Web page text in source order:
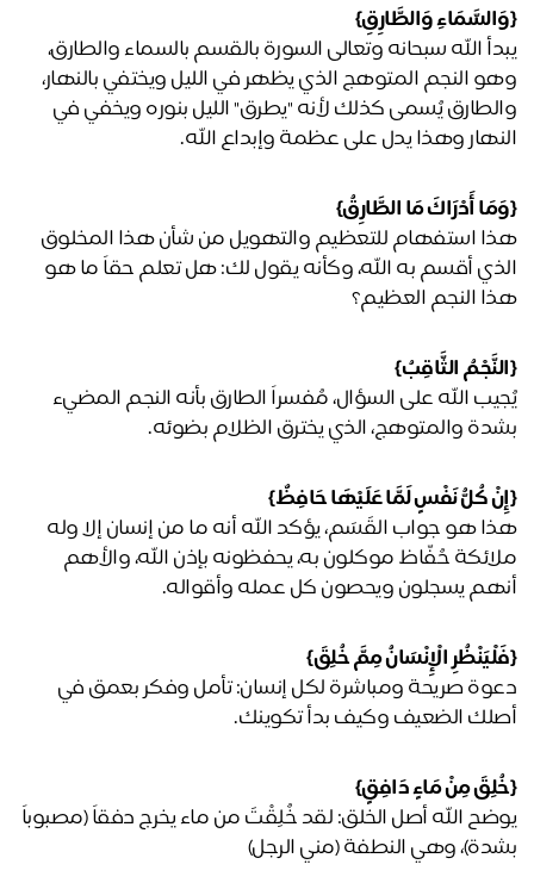
وَالطَّارِقِ}
يبدأ الله سبحانه وتعالى السورة بالقسم بالسماء والطارق،
وهو النجم المتوهج الذي يظهر في الليل ويختفي بالنهار،
وهذا يدل على عظمة وإبداع الله.
أَدْرَاكَ مَا الطَّارِقُ}
هذا استفهام للتعظيم والتهويل من شأن هذا المخلوق
الذي أقسم به الله، وكأنه يقول لك: هل تعلم حقاً ما هو
النجم العظيم؟
الثَّاقِبُ}
يُجيب الله على السؤال، مُفسراً الطارق بأنه النجم المضيء
والمتوهج، الذي يخترق الظلام بضوئه.
كُلُّ نَفْسٍ لَمَّا عَلَيْهَا حَافِظٌ}
هذا هو جواب القَسَم، يؤكد الله أنه ما من إنسان إلا وله
ملائكة حُفّاظ موكلون به، يحفظونه بإذن الله، والأهم
يسجلون ويحصون كل عمله وأقواله.
الْإِنْسَانُ مِمَّ خُلِقَ}
الضعيف وكيف بدأ تكوينك.
مِنْ مَاءٍ دَافِقٍ}
يوضح الله أصل الخلق: لقد خُلِقْتَ من ماء يخرج دفقاً (مصبوباً
وهي النطفة (مني الرجل)